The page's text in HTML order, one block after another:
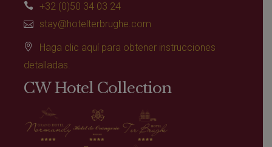
+32 (0)50 34 03 24
stay@hotelterbrughe.com
Haga clic aquí para obtener instrucciones
detalladas.
CW Hotel Collection